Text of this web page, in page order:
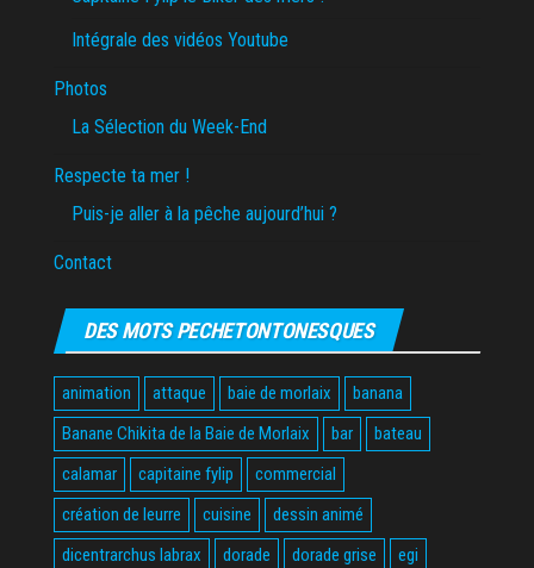
Intégrale des vidéos Youtube
Photos
La Sélection du Week-End
Respecte ta mer !
Puis-je aller à la pêche aujourd’hui ?
Contact
DES MOTS PECHETONTONESQUES
animation attaque baie de morlaix
banana
Banane Chikita de la Baie de Morlaix
bar
bateau
calamar
capitaine fylip
commercial
création de leurre
cuisine
dessin animé
dicentrarchus labrax
dorade dorade grise
egi